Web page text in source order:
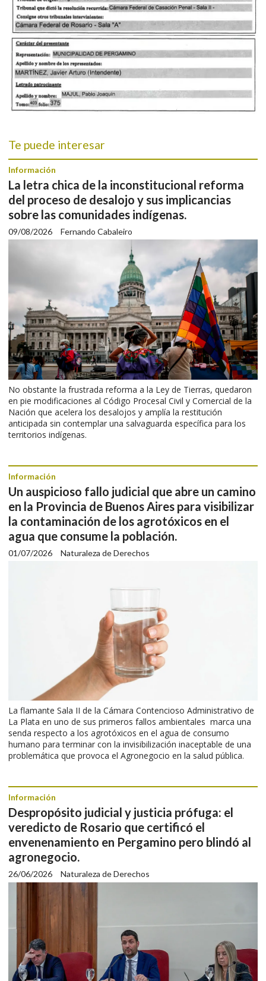
Te puede interesar
La letra chica de la inconstitucional reforma
del proceso de desalojo y sus implicancias
sobre las comunidades indígenas.
Fernando Cabaleiro
Información
09/08/2026
No obstante la frustrada reforma a la Ley de Tierras, quedaron
en pie modificaciones al Código Procesal Civil y Comercial de la
Nación que acelera los desalojos y amplía la restitución
anticipada sin contemplar una salvaguarda específica para los
territorios indígenas.
Un auspicioso fallo judicial que abre un camino
en la Provincia de Buenos Aires para visibilizar
la contaminación de los agrotóxicos en el
agua que consume la población.
Naturaleza de Derechos
Información
01/07/2026
La flamante Sala II de la Cámara Contencioso Administrativo de
La Plata en uno de sus primeros fallos ambientales marca una
senda respecto a los agrotóxicos en el agua de consumo
humano para terminar con la invisibilización inaceptable de una
problemática que provoca el Agronegocio en la salud pública.
Despropósito judicial y justicia prófuga: el
veredicto de Rosario que certificó el
envenenamiento en Pergamino pero blindó al
agronegocio.
Naturaleza de Derechos
Información
26/06/2026